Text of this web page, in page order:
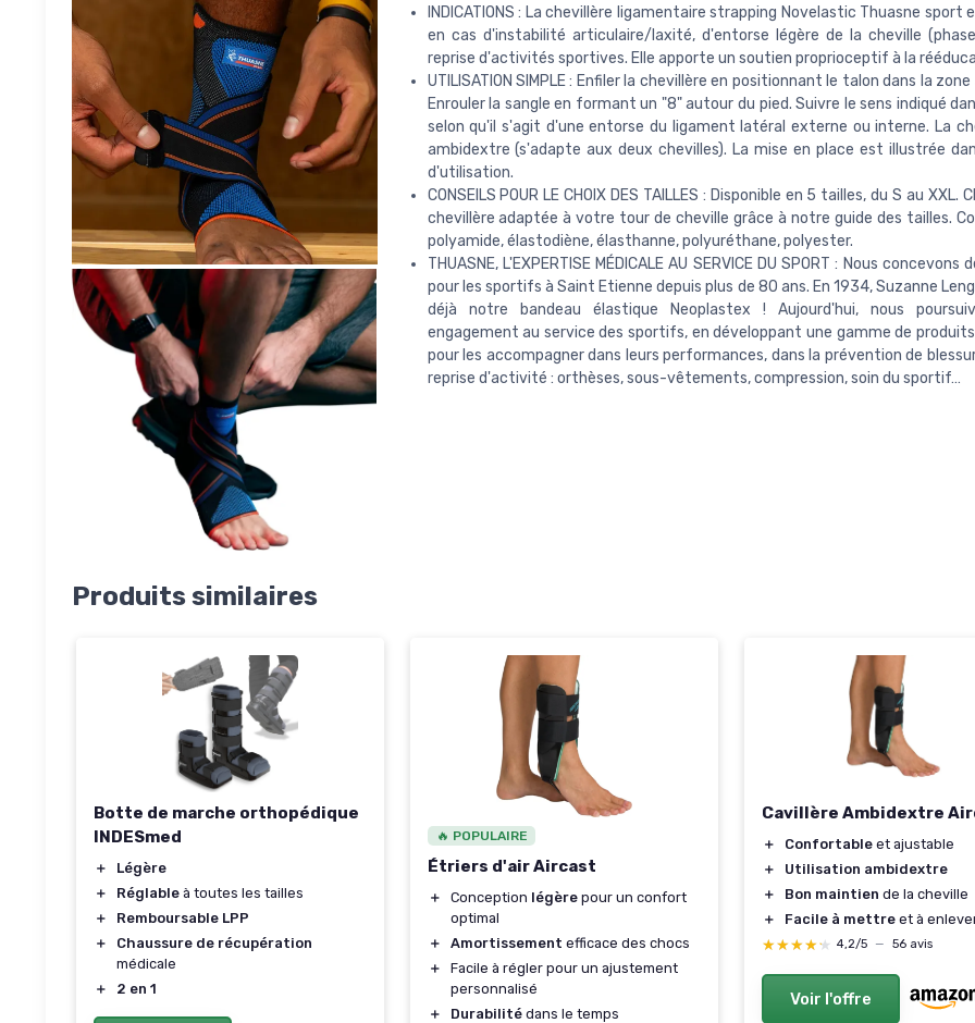
INDICATIONS : La chevillère ligamentaire strapping Novelastic Thuasne sport
en cas d'instabilité articulaire/laxité, d'entorse légère de la cheville
reprise d'activités sportives. Elle apporte un soutien proprioceptif à la
UTILISATION SIMPLE : Enfiler la chevillère en positionnant le talon dans la
Enrouler la sangle en formant un "8" autour du pied. Suivre le sens indiqué
selon qu'il s'agit d'une entorse du ligament latéral externe ou interne. La
ambidextre (s'adapte aux deux chevilles). La mise en place est illustrée
d'utilisation.
CONSEILS POUR LE CHOIX DES TAILLES : Disponible en 5 tailles, du S au XXL.
chevillère adaptée à votre tour de cheville grâce à notre guide des tailles.
polyamide, élastodiène, élasthanne, polyuréthane, polyester.
THUASNE, L'EXPERTISE MÉDICALE AU SERVICE DU SPORT : Nous concevons
pour les sportifs à Saint Etienne depuis plus de 80 ans. En 1934, Suzanne
déjà notre bandeau élastique Neoplastex ! Aujourd'hui, nous
engagement au service des sportifs, en développant une gamme de
pour les accompagner dans leurs performances, dans la prévention de
reprise d'activité : orthèses, sous-vêtements, compression, soin du sportif…
Produits similaires
Botte de marche orthopédique
INDESmed
＋
Légère
＋
Réglable à toutes les tailles
＋
Remboursable LPP
＋
Chaussure de récupération
médicale
＋
2 en 1
🔥 POPULAIRE
Étriers d'air Aircast
＋ Conception légère pour un confort
optimal
＋
Amortissement efficace des chocs
＋
Facile à régler pour un ajustement
personnalisé
＋
Durabilité dans le temps
Cavillère Ambidextre
＋ Confortable et ajustable
＋
Utilisation ambidextre
＋
Bon maintien de la cheville
＋
Facile à mettre et à
★★★★★
★★★★★ 4,2/5 — 56 avis
Voir l'offre